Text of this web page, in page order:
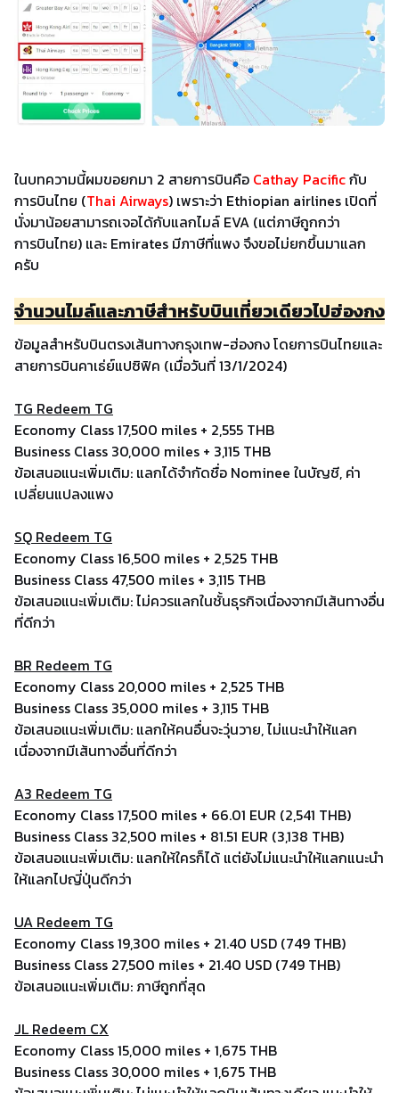
ในบทความนี้ผมขอยกมา 2 สายการบินคือ Cathay Pacificกับ
การบินไทย (Thai Airways) เพราะว่า Ethiopian airlines เปิดที่
นั่งมาน้อยสามารถเจอได้กับแลกไมล์ EVA (แต่ภาษีถูกกว่า
การบินไทย) และ Emirates มีภาษีที่แพง จึงขอไม่ยกขึ้นมาแลก
ครับ
จำนวนไมล์และภาษีสำหรับบินเที่ยวเดียวไปฮ่องกง
ข้อมูลสำหรับบินตรงเส้นทางกรุงเทพ-ฮ่องกง โดยการบินไทยและ
สายการบินคาเธ่ย์แปซิฟิค (เมื่อวันที่ 13/1/2024)
TG Redeem TG
Economy Class 17,500 miles + 2,555 THB
Business Class 30,000 miles + 3,115 THB
ข้อเสนอแนะเพิ่มเติม: แลกได้จำกัดชื่อ Nominee ในบัญชี, ค่า
เปลี่ยนแปลงแพง
SQ Redeem TG
Economy Class 16,500 miles + 2,525 THB
Business Class 47,500 miles + 3,115 THB
ข้อเสนอแนะเพิ่มเติม: ไม่ควรแลกในชั้นธุรกิจเนื่องจากมีเส้นทางอื่น
ที่ดีกว่า
BR Redeem TG
Economy Class 20,000 miles + 2,525 THB
Business Class 35,000 miles + 3,115 THB
ข้อเสนอแนะเพิ่มเติม: แลกให้คนอื่นจะวุ่นวาย, ไม่แนะนำให้แลก
เนื่องจากมีเส้นทางอื่นที่ดีกว่า
A3 Redeem TG
Economy Class 17,500 miles + 66.01 EUR (2,541 THB)
Business Class 32,500 miles + 81.51 EUR (3,138 THB)
ข้อเสนอแนะเพิ่มเติม: แลกให้ใครก็ได้ แต่ยังไม่แนะนำให้แลกแนะนำ
ให้แลกไปญี่ปุ่นดีกว่า
UA Redeem TG
Economy Class 19,300 miles + 21.40 USD (749 THB)
Business Class 27,500 miles + 21.40 USD (749 THB)
ข้อเสนอแนะเพิ่มเติม: ภาษีถูกที่สุด
JL Redeem CX
Economy Class 15,000 miles + 1,675 THB
Business Class 30,000 miles + 1,675 THB